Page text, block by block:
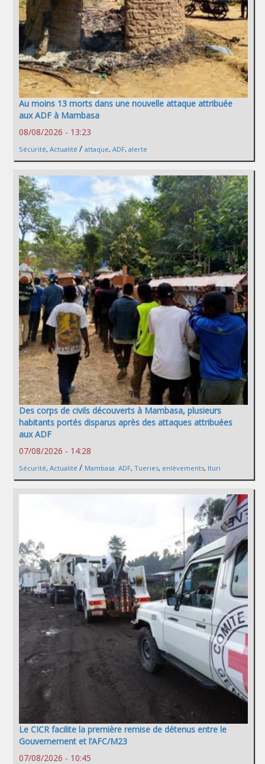
Au moins 13 morts dans une nouvelle attaque attribuée
aux ADF à Mambasa
08/08/2026 - 13:23
Sécurité, Actualité / attaque, ADF, alerte
Des corps de civils découverts à Mambasa, plusieurs
habitants portés disparus après des attaques attribuées
aux ADF
07/08/2026 - 14:28
Sécurité, Actualité / Mambasa. ADF, Tueries, enlèvements, Ituri
Le CICR facilite la première remise de détenus entre le
Gouvernement et l’AFC/M23
07/08/2026 - 10:45